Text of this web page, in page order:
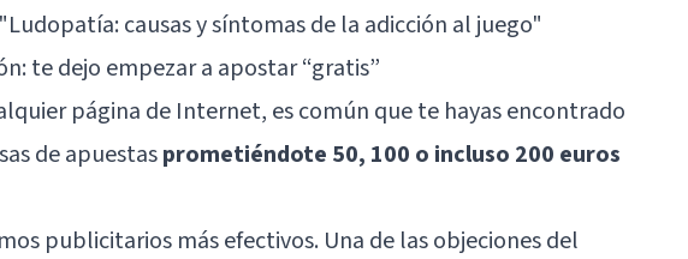
Ludopatía: causas y síntomas de la adicción al juego"
te dejo empezar a apostar “gratis”
página de Internet, es común que te hayas encontrado
de apuestasprometiéndote 50, 100 o incluso 200 euros
publicitarios más efectivos. Una de las objeciones del